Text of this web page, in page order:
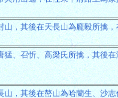
山，其後在天長山為龐毅所擒
猛、召忻、高梁氏所擒，其後
山，其後在嶅山為哈蘭生、沙